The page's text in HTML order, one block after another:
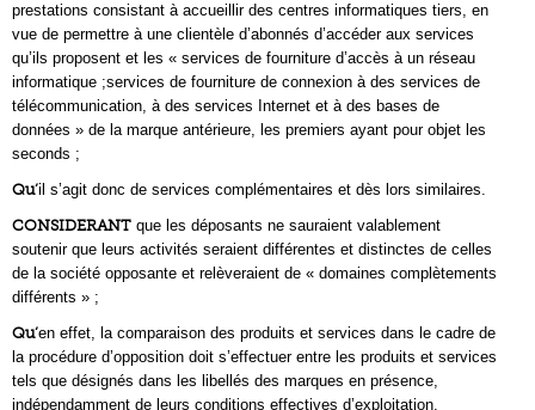
prestations consistant à accueillir des centres informatiques tiers, en
vue de permettre à une clientèle d’abonnés d’accéder aux services
qu’ils proposent et les « services de fourniture d’accès à un réseau
informatique ;services de fourniture de connexion à des services de
télécommunication, à des services Internet et à des bases de
données » de la marque antérieure, les premiers ayant pour objet les
seconds ;
Qu’il s’agit donc de services complémentaires et dès lors similaires.
CONSIDERANT que les déposants ne sauraient valablement
soutenir que leurs activités seraient différentes et distinctes de celles
de la société opposante et relèveraient de « domaines complètements
différents » ;
Qu’en effet, la comparaison des produits et services dans le cadre de
la procédure d’opposition doit s’effectuer entre les produits et services
tels que désignés dans les libellés des marques en présence,
indépendamment de leurs conditions effectives d’exploitation.